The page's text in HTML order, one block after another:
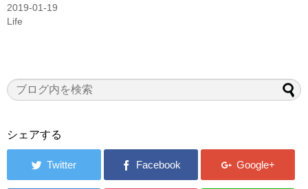
2019-01-19
Life
シェアする